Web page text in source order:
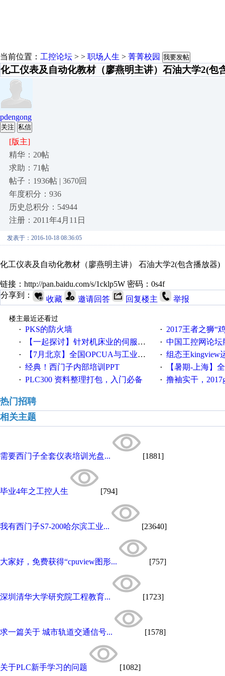
当前位置： 工控论坛 > > 职场人生 > 菁菁校园 我要发帖
化工仪表及自动化教材（廖燕明主讲）石油大学2(包
pdengong
关注 私信
[版主]
精华：20帖
求助：71帖
帖子：1936帖 | 3670回
年度积分：936
历史总积分：54944
注册：2011年4月11日
发表于：2016-10-18 08:36:05
化工仪表及自动化教材（廖燕明主讲） 石油大学2(包含播放器)
链接：http://pan.baidu.com/s/1cklp5W 密码：0s4f
分享到：
收藏 邀请回答 回复楼主 举报
楼主最近还看过
· PKS的防火墙 · 2017王者之狮“鸡”情签到
· 【一起探讨】针对机床业的伺服系统发展，您的期望是什么？ · 中国工控网论坛版
· 【7月北京】全国OPCUA与工业互联技术培训班通知！ · 组态王kingview
· 经典！西门子内部培训PPT · 【暑期-上海】全国工业
· PLC300 资料整理打包，入门必备 · 撸袖实干，2017gongkong®第
热门招聘
相关主题
需要西门子全套仪表培训光盘... [1881]
毕业4年之工控人生 [794]
我有西门子S7-200哈尔滨工业... [23640]
大家好，免费获得“cpuview图形... [757]
深圳清华大学研究院工程教育... [1723]
求一篇关于 城市轨道交通信号... [1578]
关于PLC新手学习的问题 [1082]